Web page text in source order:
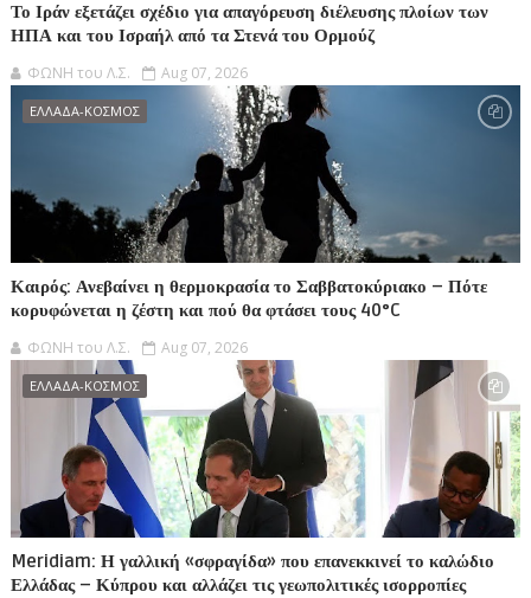
Το Ιράν εξετάζει σχέδιο για απαγόρευση διέλευσης πλοίων των
ΗΠΑ και του Ισραήλ από τα Στενά του Ορμούζ
ΦΩΝΗ του Λ.Σ. Aug 07, 2026
ΕΛΛΑΔΑ-ΚΟΣΜΟΣ
Καιρός: Ανεβαίνει η θερμοκρασία το Σαββατοκύριακο – Πότε
κορυφώνεται η ζέστη και πού θα φτάσει τους 40°C
ΦΩΝΗ του Λ.Σ. Aug 07, 2026
ΕΛΛΑΔΑ-ΚΟΣΜΟΣ
Meridiam: Η γαλλική «σφραγίδα» που επανεκκινεί το καλώδιο
Ελλάδας – Κύπρου και αλλάζει τις γεωπολιτικές ισορροπίες